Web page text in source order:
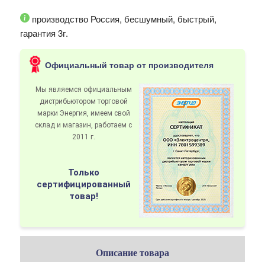
производство Россия, бесшумный, быстрый,
гарантия 3г.
Официальный товар от производителя
Мы являемся официальным
дистрибьюторомторговой
марки Энергия, имеем свой
склад и магазин, работаем с
2011 г.
Только
сертифицированный
товар!
Описание товара